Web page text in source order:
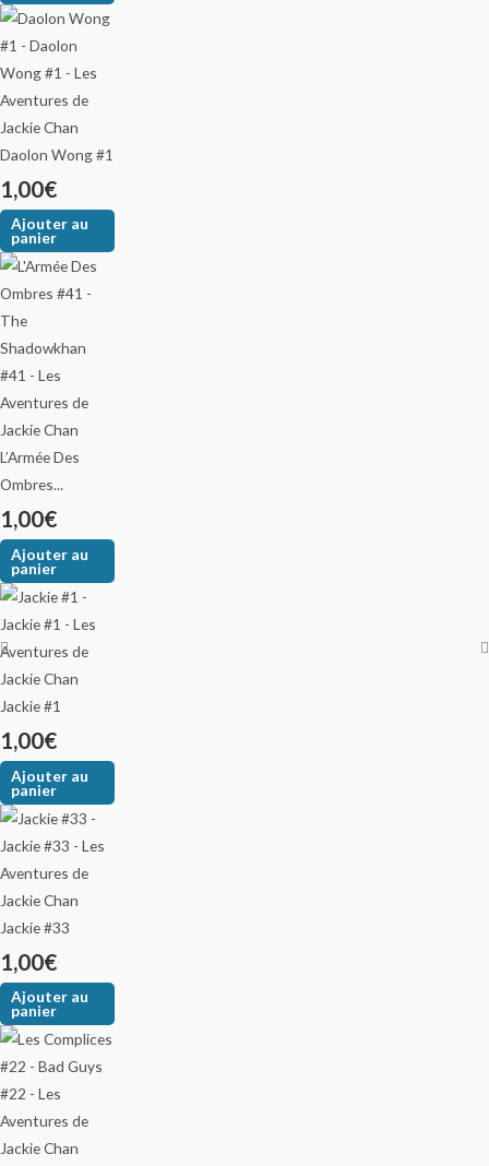
Daolon Wong #1
1,00€
Ajouter au
panier
L’Armée Des
Ombres...
1,00€
Ajouter au
panier
Jackie #1
1,00€
Ajouter au
panier
Jackie #33
1,00€
Ajouter au
panier